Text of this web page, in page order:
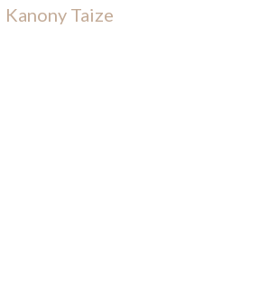
Kanony Taize